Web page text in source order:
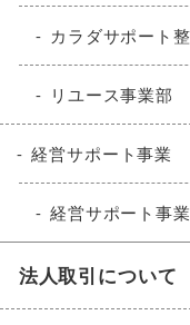
カラダサポート
リユース事業部
経営サポート事業
経営サポート事業
法人取引について